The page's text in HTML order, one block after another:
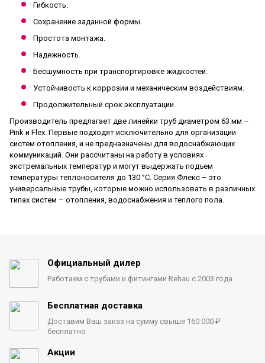
Гибкость.
Сохранение заданной формы.
Простота монтажа.
Надежность.
Бесшумность при транспортировке жидкостей.
Устойчивость к коррозии и механическим воздействиям.
Продолжительный срок эксплуатации.
Производитель предлагает две линейки труб диаметром 63 мм –
Pink и Flex. Первые подходят исключительно для организации
систем отопления, и не предназначены для водоснабжающих
коммуникаций. Они рассчитаны на работу в условиях
экстремальных температур и могут выдержать подъем
температуры теплоносителя до 130 °С. Серия Флекс – это
универсальные трубы, которые можно использовать в различных
типах систем – отопления, водоснабжения и теплого пола.
Официальный дилер
Работаем с трубами и фитингами Rehau с 2003 года
Бесплатная доставка
Доставим Ваш заказ на сумму свыше 160 000 ₽
бесплатно
Акции